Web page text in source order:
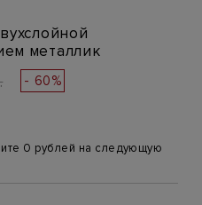
металлик
- 60%
0 рублей на следующую